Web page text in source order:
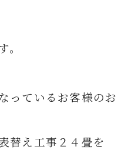
っているお客様のお
替え工事２４畳を